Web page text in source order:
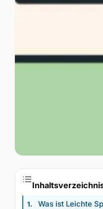
Was ist Leichte